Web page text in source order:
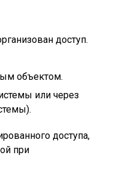
доступ.
объектом.
или через
доступа,
при